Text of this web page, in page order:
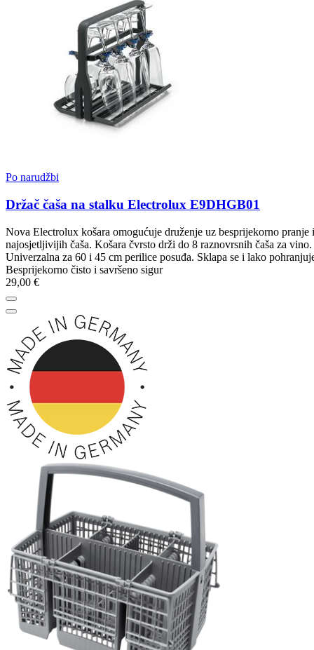
Po narudžbi
Držač čaša na stalku Electrolux E9DHGB01
Nova Electrolux košara omogućuje druženje uz besprijekorno pranje i
najosjetljivijih čaša. Košara čvrsto drži do 8 raznovrsnih čaša za vino.
Univerzalna za 60 i 45 cm perilice posuđa. Sklapa se i lako
Besprijekorno čisto i savršeno sigur
29,00 €